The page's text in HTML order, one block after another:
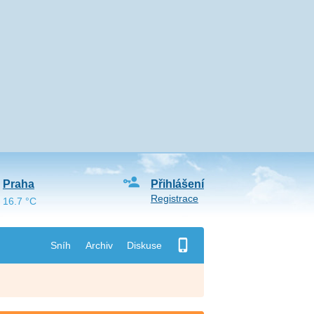
Sníh Archiv Diskuse
Přihlášení
Registrace
Praha
16.7 °C